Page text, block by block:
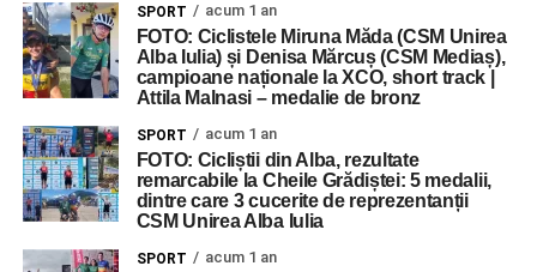
SPORT acum 1 an
FOTO: Ciclistele Miruna Măda (CSM Unirea
Alba Iulia) și Denisa Mărcuș (CSM Mediaș),
campioane naționale la XCO, short track |
Attila Malnasi – medalie de bronz
SPORT acum 1 an
FOTO: Cicliștii din Alba, rezultate
remarcabile la Cheile Grădiștei: 5 medalii,
dintre care 3 cucerite de reprezentanții
CSM Unirea Alba Iulia
SPORT acum 1 an